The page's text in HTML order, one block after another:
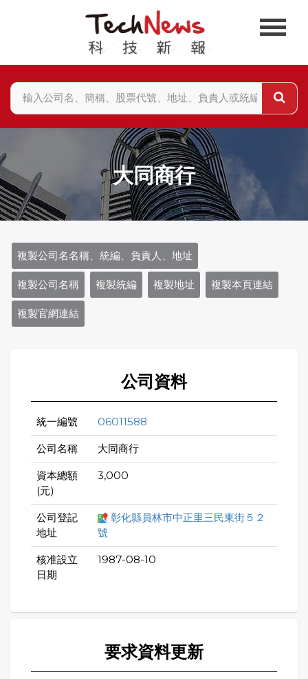
大同商行
複製公司名名稱、統編、負責人、地址
複製公司名稱 複製統編 複製地址 複製本頁連結
複製官網連結
公司資料
統一編號 06011588
公司名稱 大同商行
資本總額
(元)
3,000
公司登記
地址
彰化縣員林市中正里三民東街５２
號
核准設立
日期
1987-08-10
要求資料更新